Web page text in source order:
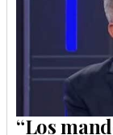
“Los